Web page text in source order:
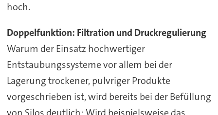
hoch.
Doppelfunktion: Filtration und Druckregulierung
Warum der Einsatz hochwertiger
Entstaubungssysteme vor allem bei der
Lagerung trockener, pulvriger Produkte
vorgeschrieben ist, wird bereits bei der Befüllung